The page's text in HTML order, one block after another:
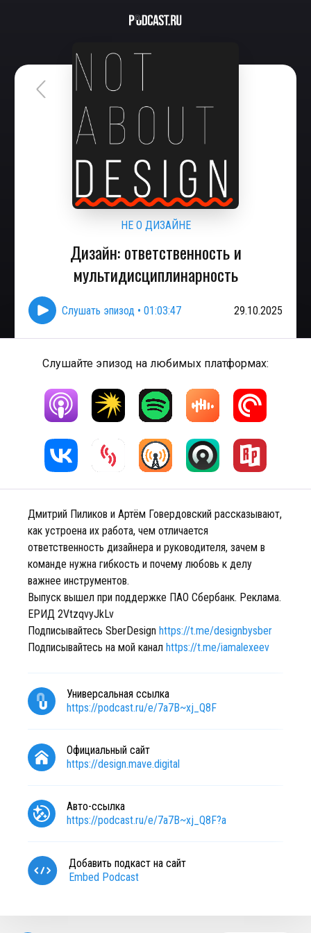
НЕ О ДИЗАЙНЕ
Дизайн: ответственность и
мультидисциплинарность
Слушать эпизод • 01:03:47 29.10.2025
Слушайте эпизод на любимых платформах:
Дмитрий Пиликов и Артём Говердовский рассказывают,
как устроена их работа, чем отличается
ответственность дизайнера и руководителя, зачем в
команде нужна гибкость и почему любовь к делу
важнее инструментов.
Выпуск вышел при поддержке ПАО Сбербанк. Реклама.
ЕРИД 2VtzqvyJkLv
Подписывайтесь SberDesign https://t.me/designbysber
Подписывайтесь на мой канал https://t.me/iamalexeev
Универсальная ссылка
https://podcast.ru/e/7a7B~xj_Q8F
Официальный сайт
https://design.mave.digital
Авто-ссылка
https://podcast.ru/e/7a7B~xj_Q8F?a
Добавить подкаст на сайт
Embed Podcast